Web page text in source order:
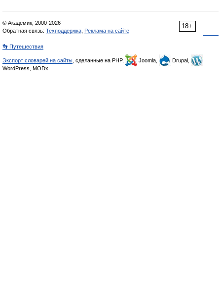
18+
© Академик, 2000-2026
Обратная связь: Техподдержка Реклама на сайте
👣 Путешествия
Экспорт словарей на сайты , сделанные на PHP, Joomla,
Drupal,
WordPress, MODx.